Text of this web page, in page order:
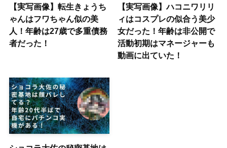
【実写画像】転生きょうち
ゃんはフワちゃん似の美
人！年齢は27歳で多重債務
者だった！
【実写画像】ハコニワリリ
ィはコスプレの似合う美少
女だった！年齢は非公開で
活動初期はマネージャーも
動画に出ていた！